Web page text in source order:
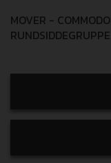
MOVER -